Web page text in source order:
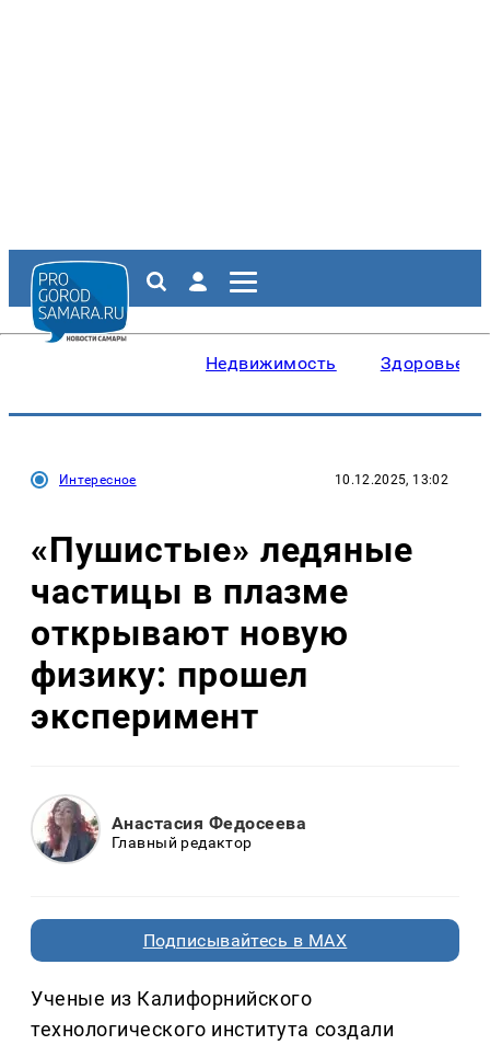
Недвижимость Здоровье
Интересное 10.12.2025, 13:02
«Пушистые» ледяные
частицы в плазме
открывают новую
физику: прошел
эксперимент
Анастасия Федосеева
Главный редактор
Подписывайтесь в MAX
Ученые из Калифорнийского
технологического института создали